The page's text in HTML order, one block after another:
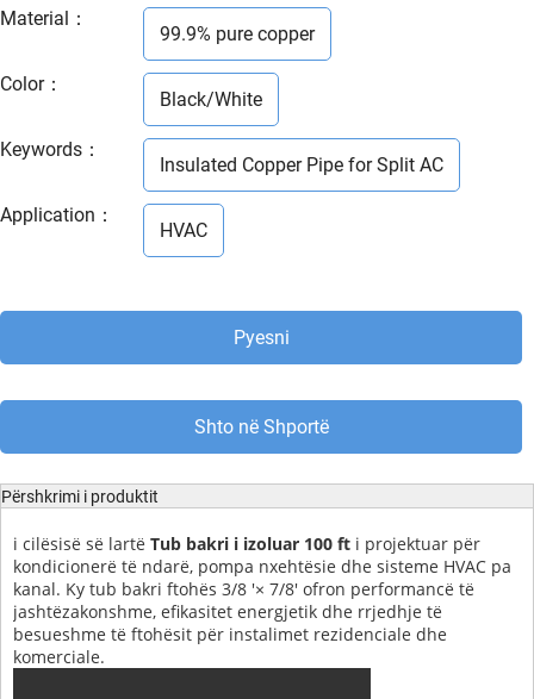
Material ：
99.9% pure copper
Color：
Black/White
Keywords ：
Insulated Copper Pipe for Split AC
Application ：
HVAC
Pyesni
Shto në Shportë
Përshkrimi i produktit
i cilësisë së lartë Tub bakri i izoluar 100 ft i projektuar për
kondicionerë të ndarë, pompa nxehtësie dhe sisteme HVAC pa
kanal. Ky tub bakri ftohës 3/8 '× 7/8' ofron performancë të
jashtëzakonshme, efikasitet energjetik dhe rrjedhje të
besueshme të ftohësit për instalimet rezidenciale dhe
komerciale.